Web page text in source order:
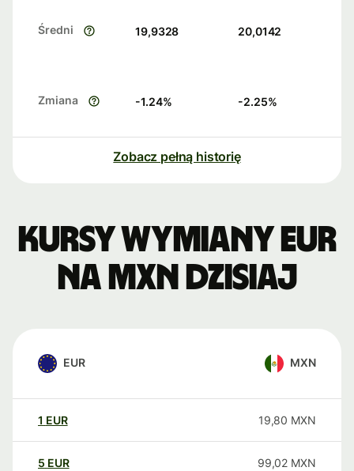
Średni 19,9328 20,0142
Zmiana -1.24% -2.25%
Zobacz pełną historię
Kursy wymiany EUR
na MXN dzisiaj
EUR MXN
1 EUR 19,80 MXN
5 EUR 99,02 MXN